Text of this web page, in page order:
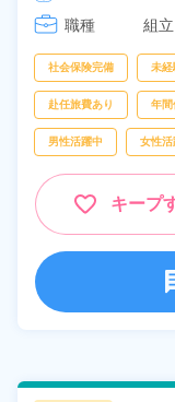
職種
組立
梱包
社会保険完備 未経
赴任旅費あり 年
男性活躍中 女性活
キープ